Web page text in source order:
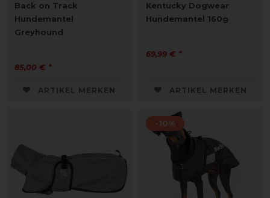
Back on Track
Hundemantel
Greyhound
85,00 € *
ARTIKEL MERKEN
Kentucky Dogwear
Hundemantel 160g
69,99 € *
ARTIKEL MERKEN
-10%